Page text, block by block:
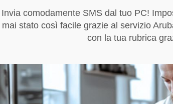
Invia comodamente SMS dal tuo PC!
mai stato così facile grazie al servizio
con la tua rubrica